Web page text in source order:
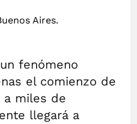
fenómeno
el comienzo de
a miles de
llegará a